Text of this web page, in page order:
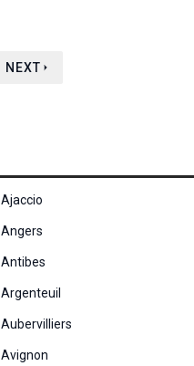
NEXT
Ajaccio
Angers
Antibes
Argenteuil
Aubervilliers
Avignon